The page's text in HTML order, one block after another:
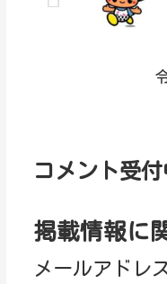
コメント受
掲載情報に
メールアドレ